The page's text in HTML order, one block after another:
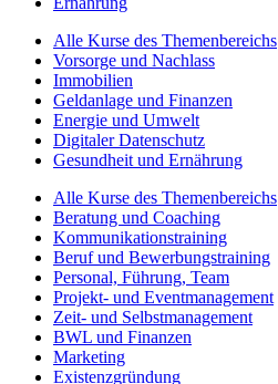
Alle Kurse des Themenbereichs
Vorsorge und Nachlass
Immobilien
Geldanlage und Finanzen
Energie und Umwelt
Digitaler Datenschutz
Gesundheit und Ernährung
Alle Kurse des Themenbereichs
Beratung und Coaching
Kommunikationstraining
Beruf und Bewerbungstraining
Personal, Führung, Team
Projekt- und Eventmanagement
Zeit- und Selbstmanagement
BWL und Finanzen
Marketing
Existenzgründung